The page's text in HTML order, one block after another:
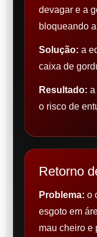
devagar e a
bloqueando
Solução: a
caixa de
Resultado: a
o risco de
Retorno
Problema: o
esgoto em
mau cheiro e